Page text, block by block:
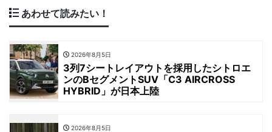
あわせて読みたい！
2026年8月5日
3列7シートレイアウトを採用したシトロエ
ンのBセグメントSUV「C3 AIRCROSS
HYBRID」が日本上陸
2026年8月5日